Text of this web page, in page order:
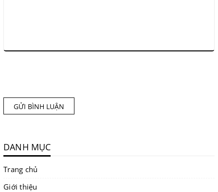
GỬI BÌNH LUẬN
DANH MỤC
Trang chủ
Giới thiệu